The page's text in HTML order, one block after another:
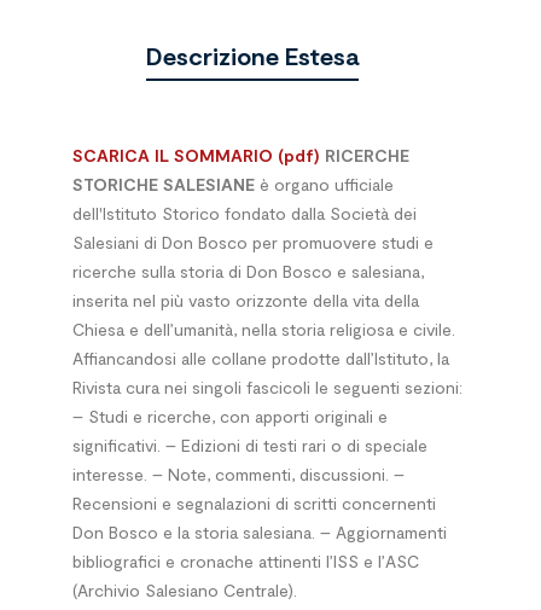
Descrizione Estesa
SCARICA IL SOMMARIO (pdf) RICERCHE
STORICHE SALESIANE è organo ufficiale
dell'Istituto Storico fondato dalla Società dei
Salesiani di Don Bosco per promuovere studi e
ricerche sulla storia di Don Bosco e salesiana,
inserita nel più vasto orizzonte della vita della
Chiesa e dell’umanità, nella storia religiosa e civile.
Affiancandosi alle collane prodotte dall’Istituto, la
Rivista cura nei singoli fascicoli le seguenti sezioni:
– Studi e ricerche, con apporti originali e
significativi. – Edizioni di testi rari o di speciale
interesse. – Note, commenti, discussioni. –
Recensioni e segnalazioni di scritti concernenti
Don Bosco e la storia salesiana. – Aggiornamenti
bibliografici e cronache attinenti l’ISS e l’ASC
(Archivio Salesiano Centrale).